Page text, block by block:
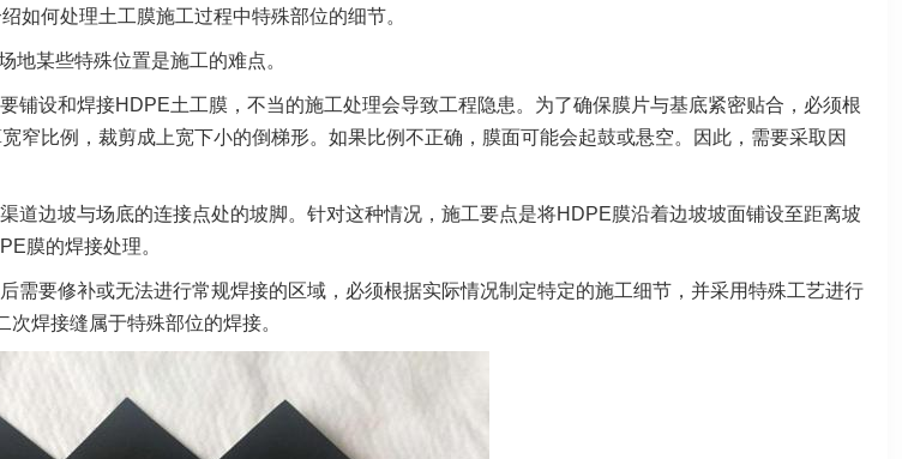
如何处理土工膜施工过程中特殊部位的细节。
地某些特殊位置是施工的难点。
铺设和焊接HDPE土工膜，不当的施工处理会导致工程隐患。为了确保膜片与基底紧密贴合，必须根
窄比例，裁剪成上宽下小的倒梯形。如果比例不正确，膜面可能会起鼓或悬空。因此，需要采取因
道边坡与场底的连接点处的坡脚。针对这种情况，施工要点是将HDPE膜沿着边坡坡面铺设至距离坡
膜的焊接处理。
需要修补或无法进行常规焊接的区域，必须根据实际情况制定特定的施工细节，并采用特殊工艺进行
次焊接缝属于特殊部位的焊接。